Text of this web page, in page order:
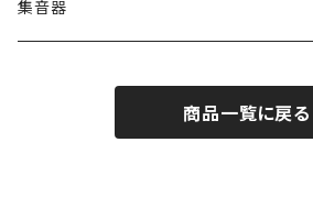
adidas アディダス
CHARME (シャルム)
アーバンリサーチ URBAN RESEARCH
ポロ ラルフローレン Polo Ralph Lauren
S-size
集音器
商品一覧に戻る